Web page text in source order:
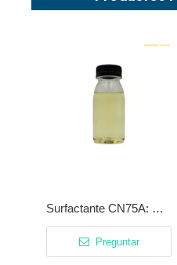
Surfactante CN75A: Desengrasante de alta eficiencia con sinérgico catiónico patentado
Preguntar